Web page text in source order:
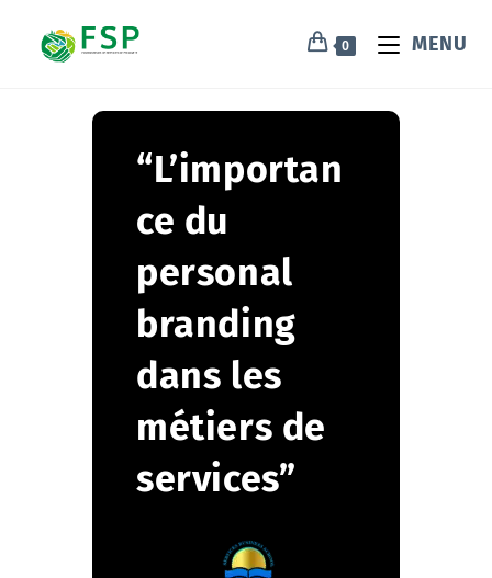
0 MENU
“L’importan
ce du
personal
branding
dans les
métiers de
services”